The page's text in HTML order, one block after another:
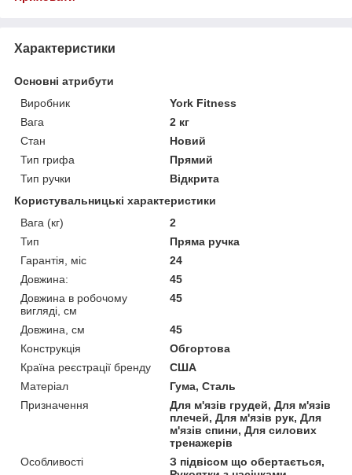
Характеристики
Основні атрибути
Виробник
York Fitness
Вага
2 кг
Стан
Новий
Тип грифа
Прямий
Тип ручки
Відкрита
Користувальницькі характеристики
Вага (кг)
2
Тип
Пряма ручка
Гарантія, міс
24
Довжина:
45
Довжина в робочому
вигляді, см
45
Довжина, см
45
Конструкція
Обгортова
Країна реєстрації бренду
США
Матеріал
Гума, Сталь
Призначення
Для м'язів грудей, Для м'язів
плечей, Для м'язів рук, Для
м'язів спини, Для силових
тренажерів
Особливості
З підвісом що обертається,